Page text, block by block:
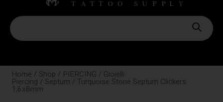
Home / Shop / PIERCING / Gioielli
Piercing / Septum / Turquoise Stone Septum Clickers
1,6x8mm